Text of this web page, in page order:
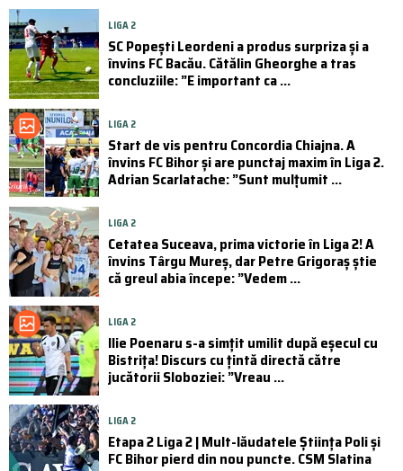
LIGA 2
SC Popești Leordeni a produs surpriza și a
învins FC Bacău. Cătălin Gheorghe a tras
concluziile: ”E important ca ...
LIGA 2
Start de vis pentru Concordia Chiajna. A
învins FC Bihor și are punctaj maxim în Liga 2.
Adrian Scarlatache: ”Sunt mulțumit ...
LIGA 2
Cetatea Suceava, prima victorie în Liga 2! A
învins Târgu Mureș, dar Petre Grigoraș știe
că greul abia începe: ”Vedem ...
LIGA 2
Ilie Poenaru s-a simțit umilit după eșecul cu
Bistrița! Discurs cu țintă directă către
jucătorii Sloboziei: ”Vreau ...
LIGA 2
Etapa 2 Liga 2 | Mult-lăudatele Știința Poli și
FC Bihor pierd din nou puncte. CSM Slatina